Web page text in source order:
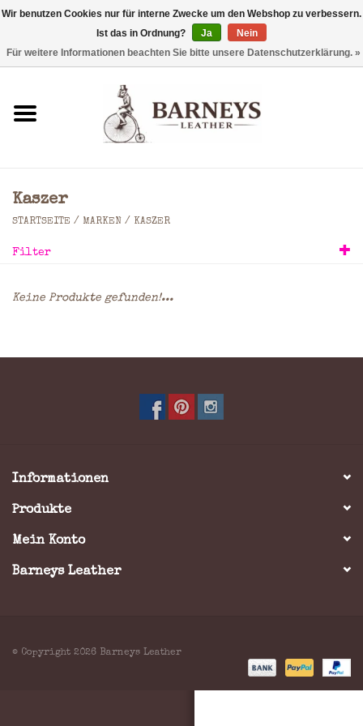
0 Artikel - €0,00
Geldbörse
Rucksäcke
Kaszer
STARTSEITE / MARKEN / KASZER
Filter
Keine Produkte gefunden!...
Informationen
Produkte
Mein Konto
Barneys Leather
Wir benutzen Cookies nur für interne Zwecke um den Webshop zu verbessern.
Ist das in Ordnung?
Ja
Nein
Für weitere Informationen beachten Sie bitte unsere Datenschutzerklärung. »